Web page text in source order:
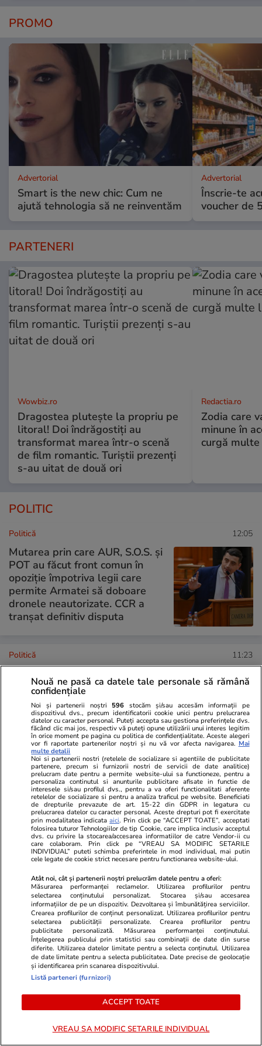
PROMO
Advertorial
Smart is the new chic: Cum ne
ajută tehnologia să ne reinventăm
Advertorial
Înscrie-te
voucher de
PARTENERI
Wowbiz.ro
Dragostea plutește la propriu pe
litoral! Doi îndrăgostiți au
transformat marea într-o scenă
de film romantic. Turiștii prezenți
s-au uitat de două ori
Redactia.ro
Zodia care
minune în
curgă
POLITIC
Politică 12:05
Mutarea prin care AUR, S.O.S. și
POT au făcut front comun în
opoziție împotriva legii care
permite Armatei să doboare
dronele neautorizate. CCR a
tranșat definitiv disputa
Politică 11:23
Grădinaru la întâlnirea cu
președinta Indiei, Droupadi
Murmu, la Palatul Cotroceni.
Motivul pentru care a ales o
rochie galbenă
PARTENERI
ZiaruldeIasi.ro
Compania care va începe
construirea unui parc fotovoltaic
uriaș la marginea Iașului a învârtit
anul trecut 160 de milioane de
euro. Cine este fondatorul
Fanatik.ro
Echipa de
Aur i-au
Nouă ne pasă ca datele tale personale să rămână
confidențiale
Noi și partenerii noștri 596 stocăm și/sau accesăm informații pe
dispozitivul dvs., precum identificatorii cookie unici pentru prelucrarea
datelor cu caracter personal. Puteți accepta sau gestiona preferințele dvs.
făcând clic mai jos, respectiv vă puteți opune utilizării unui interes legitim
în orice moment pe pagina cu politica de confidențialitate. Aceste alegeri
vor fi raportate partenerilor noștri și nu vă vor afecta navigarea. Mai
multe detalii
Noi si partenerii nostri (retelele de socializare si agentiile de publicitate
partenere, precum si furnizorii nostri de servicii de date analitice)
prelucram date pentru a permite website-ului sa functioneze, pentru a
personaliza continutul si anunturile publicitare afisate in functie de
interesele si/sau profilul dvs., pentru a va oferi functionalitati aferente
retelelor de socializare si pentru a analiza traficul pe website. Beneficiati
de drepturile prevazute de art. 15-22 din GDPR in legatura cu
prelucrarea datelor cu caracter personal. Aceste drepturi pot fi exercitate
prin modalitatea indicataaici. Prin click pe “ACCEPT TOATE”, acceptati
folosirea tuturor Tehnologiilor de tip Cookie, care implica inclusiv acceptul
dvs. cu privire la stocarea/accesarea informatiilor de catre Vendor-ii cu
care colaboram. Prin click pe “VREAU SA MODIFIC SETARILE
INDIVIDUAL” puteti schimba preferintele in mod individual, mai putin
cele legate de cookie strict necesare pentru functionarea website-ului.
Atât noi, cât și partenerii noștri prelucrăm datele pentru a oferi:
Măsurarea performanței reclamelor. Utilizarea profilurilor pentru
selectarea conținutului personalizat. Stocarea și/sau accesarea
informațiilor de pe un dispozitiv. Dezvoltarea și îmbunătățirea serviciilor.
Crearea profilurilor de conținut personalizat. Utilizarea profilurilor pentru
selectarea publicității personalizate. Crearea profilurilor pentru
publicitate personalizată. Măsurarea performanței conținutului.
Înțelegerea publicului prin statistici sau combinații de date din surse
diferite. Utilizarea datelor limitate pentru a selecta conținutul. Utilizarea
de date limitate pentru a selecta publicitatea. Date precise de geolocație
și identificarea prin scanarea dispozitivului.
Listă parteneri (furnizori)
ACCEPT TOATE
VREAU SA MODIFIC SETARILE INDIVIDUAL